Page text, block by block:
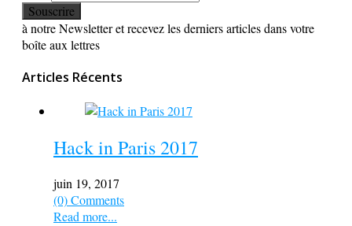
à notre Newsletter et recevez les derniers articles dans votre
boîte aux lettres
Articles Récents
Hack in Paris 2017
juin 19, 2017
(0) Comments
Read more...